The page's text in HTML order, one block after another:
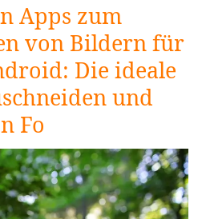
in
Apps zum
von Bildern für
Die ideale
und
Fo